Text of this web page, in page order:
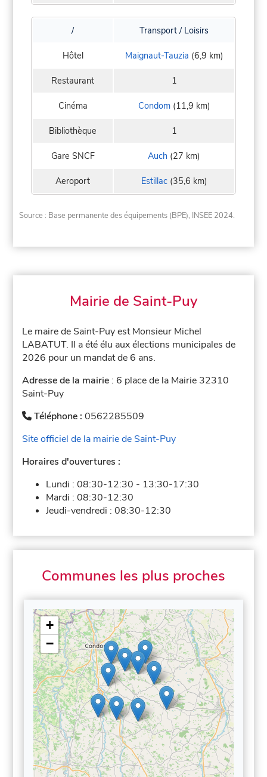
/ Transport / Loisirs
Hôtel Maignaut-Tauzia (6,9 km)
Restaurant 1
Cinéma Condom(11,9 km)
Bibliothèque 1
Gare SNCF Auch (27 km)
Aeroport Estillac(35,6 km)
Source : Base permanente des équipements (BPE), INSEE 2024.
Mairie de Saint-Puy
Le maire de Saint-Puy est Monsieur Michel
LABATUT. Il a été élu aux élections municipales de
2026 pour un mandat de 6 ans.
Adresse de la mairie : 6 place de la Mairie 32310
Saint-Puy
Téléphone :0562285509
Site officiel de la mairie de Saint-Puy
Horaires d'ouvertures :
Lundi :08:30-12:30 - 13:30-17:30
Mardi :08:30-12:30
Jeudi-vendredi :08:30-12:30
Communes les plus proches
+
−